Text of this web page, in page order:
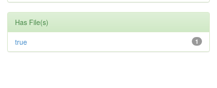
Has File(s)
1
true